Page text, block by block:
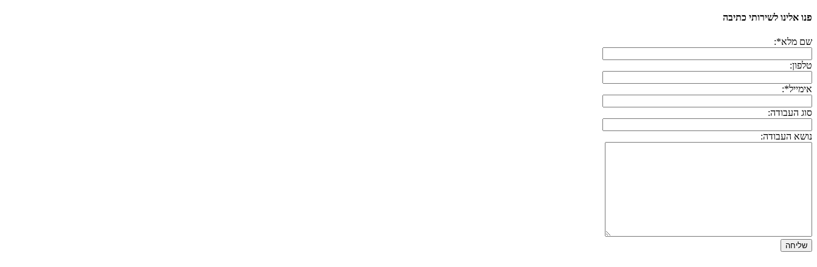
פנו אלינו לשירותי כתיבה
שם מלא*:
טלפון:
אימייל*:
סוג העבודה:
נושא העבודה: